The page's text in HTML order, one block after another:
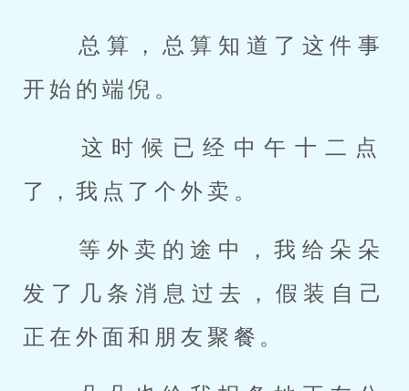
开始的端倪。
了，我点了个外卖。
发了几条消息过去，假装自己
正在外面和朋友聚餐。